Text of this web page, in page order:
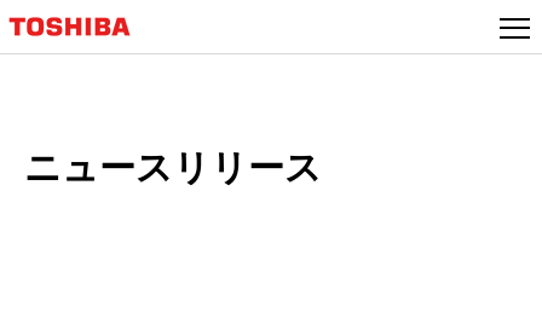
ン
プ
ニュースリリース